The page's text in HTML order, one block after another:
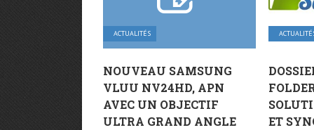
ACTUALITÉS
NOUVEAU SAMSUNG
VLUU NV24HD, APN
AVEC UN OBJECTIF
ULTRA GRAND ANGLE
ET